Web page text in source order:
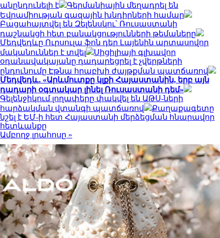
անընդունելի է
Գերմանիային մեղադրել են
Եվրամիության գազային խնդիրների համար
Բացահայտվել են Զելենսկու՝ Ռուսաստանի
դաշնակցի հետ բանակցությունների թեմաները
Մեդվեդևը Ուրսուլա ֆոն դեր Լայենին արտասովոր
մականուններ է տվել
Սիցիլիայի գլխավոր
օդանավակայանը դադարեցրել է չվերթների
ընդունումը Էթնա հրաբխի ժայթքման պատճառով
Մեդվեդև․ «Արևմուտքը կլքի Հայաստանին, երբ այն
դադարի օգտակար լինել Ռուսաստանի դեմ»
Գելենջիկում լողափերը փակվել են ԱԹՍ-ների
հարձակման վտանգի պատճառով
Քաղաքագետը
նշել է ԵՄ-ի հետ Հայաստանի մերձեցման հնարավոր
հետևանքը
Ամբողջ լրահոսը »